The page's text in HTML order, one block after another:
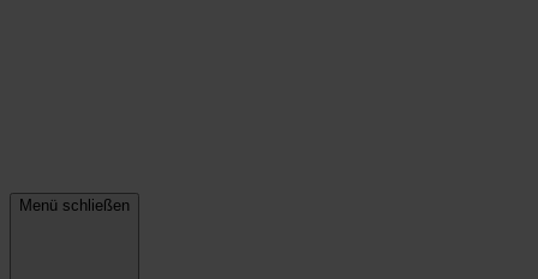
Menü schließen